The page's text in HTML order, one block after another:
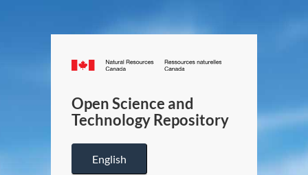
Canada.ca
/
Canada
Open Science and
Technology Repository
English